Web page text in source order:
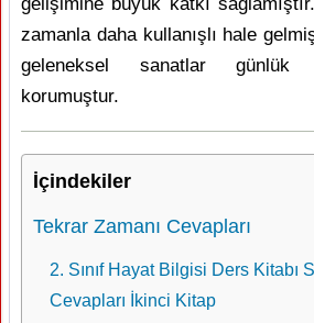
zamanla daha kullanışlı hale
geleneksel sanatlar günlük
korumuştur.
İçindekiler
Tekrar Zamanı Cevapları
2. Sınıf Hayat Bilgisi Ders Kitabı
Cevapları İkinci Kitap